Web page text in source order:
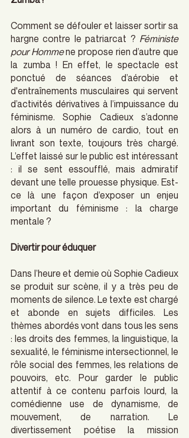
Comment se défouler et laisser sortir sa
hargne contre le patriarcat ? Féministe
pour Homme ne propose rien d’autre que
la zumba ! En effet, le spectacle est
ponctué de séances d’aérobie et
d'entraînements musculaires qui servent
d’activités dérivatives à l’impuissance du
féminisme. Sophie Cadieux s’adonne
alors à un numéro de cardio, tout en
livrant son texte, toujours très chargé.
L’effet laissé sur le public est intéressant
: il se sent essoufflé, mais admiratif
devant une telle prouesse physique. Est-
ce là une façon d’exposer un enjeu
important du féminisme : la charge
mentale ?
Divertir pour éduquer
Dans l’heure et demie où Sophie Cadieux
se produit sur scène, il y a très peu de
moments de silence. Le texte est chargé
et abonde en sujets difficiles. Les
thèmes abordés vont dans tous les sens
: les droits des femmes, la linguistique, la
sexualité, le féminisme intersectionnel, le
rôle social des femmes, les relations de
pouvoirs, etc. Pour garder le public
attentif à ce contenu parfois lourd, la
comédienne use de dynamisme, de
mouvement, de narration. Le
divertissement poétise la mission